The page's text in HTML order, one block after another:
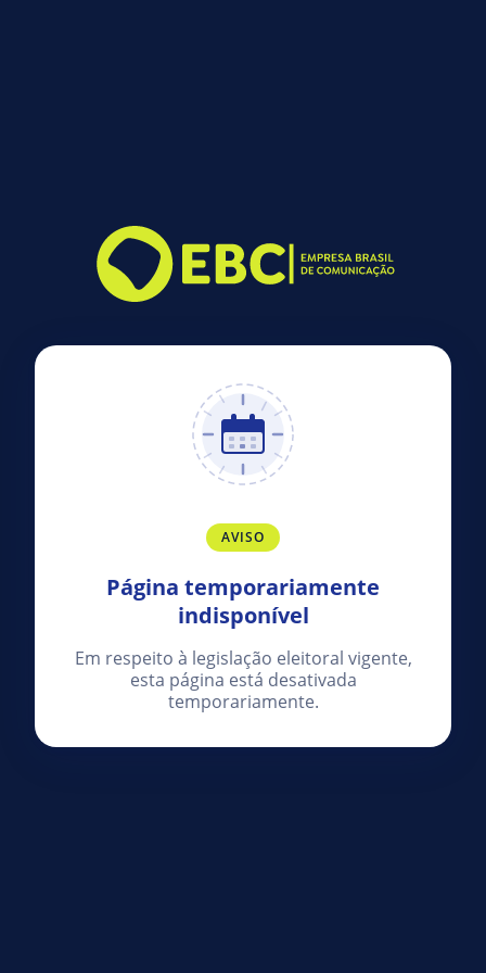
AVISO
Página temporariamente
indisponível
Em respeito à legislação eleitoral vigente,
esta página está desativada
temporariamente.